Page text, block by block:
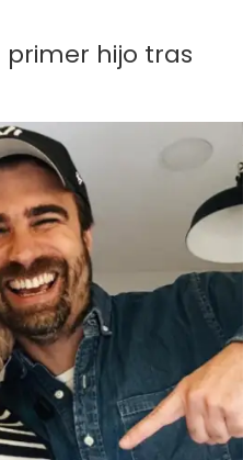
hijo tras